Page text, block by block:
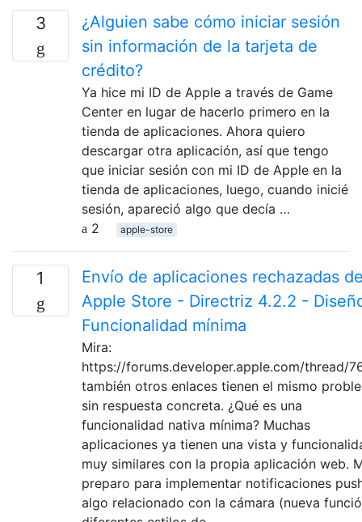
3
¿Alguien sabe cómo iniciar sesión
sin información de la tarjeta de
crédito?
Ya hice mi ID de Apple a través de Game
Center en lugar de hacerlo primero en la
tienda de aplicaciones. Ahora quiero
descargar otra aplicación, así que tengo
que iniciar sesión con mi ID de Apple en la
tienda de aplicaciones, luego, cuando inicié
sesión, apareció algo que decía …
2
apple-store
1
Envío de aplicaciones rechazadas
Apple Store - Directriz 4.2.2 -
Funcionalidad mínima
Mira:
https://forums.developer.apple.com/thread/
también otros enlaces tienen el mismo
sin respuesta concreta. ¿Qué es una
funcionalidad nativa mínima? Muchas
aplicaciones ya tienen una vista y
muy similares con la propia aplicación web.
preparo para implementar notificaciones
algo relacionado con la cámara (nueva